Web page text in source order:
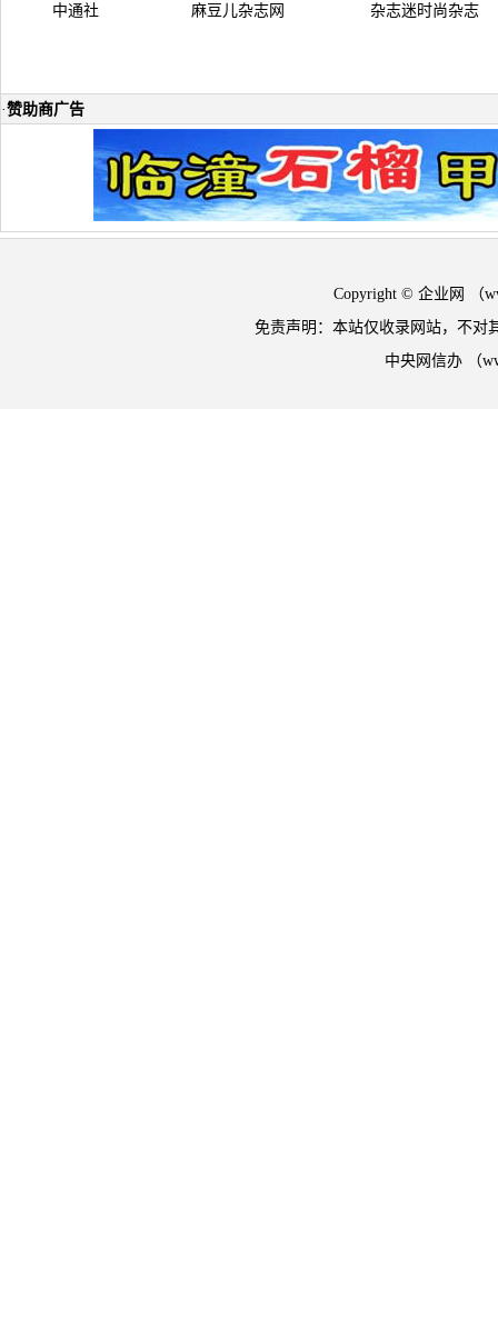
中通社 麻豆儿杂志网 杂志迷时尚杂志
·赞助商广告
Copyright © 企业网 （
免责声明：本站仅收录网站，不对
中央网信办 （